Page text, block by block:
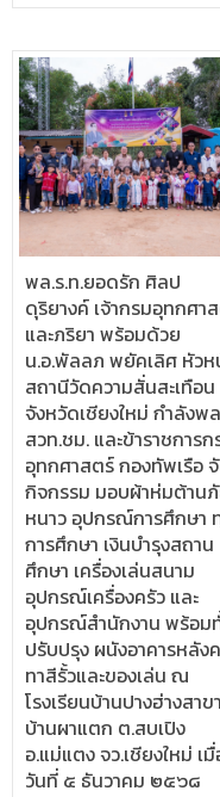
พล.ร.ท.ยอดรัก ศิลป
ดุริยางค์ เจ้ากรมอุทกศา
และภริยา พร้อมด้วย
น.อ.พัลลภ พยัคเลิศ หัวห
สถานีวัดความสั่นสะเทือน
จังหวัดเชียงใหม่ กำลังพล
สวท.ชม. และข้าราชการก
อุทกศาสตร์ กองทัพเรือ
กิจกรรม มอบผ้าห่มต้าน
หนาว อุปกรณ์การศึกษา
การศึกษา เงินบำรุงสถาน
ศึกษา เครื่องเล่นสนาม
อุปกรณ์เครื่องครัว และ
อุปกรณ์สำนักงาน พร้อม
ปรับปรุง ผนังอาคารหลัง
ทาสีรั้วและของเล่น ณ
โรงเรียนบ้านปางฮ่างสาขา
บ้านผาแตก ต.สบเปิง
อ.แม่แตง จว.เชียงใหม่ เ
วันที่ ๕ ธันวาคม ๒๕๖๘